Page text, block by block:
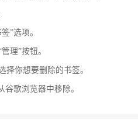
”选项。
理”按钮。
择你想要删除的书签。
谷歌浏览器中移除。